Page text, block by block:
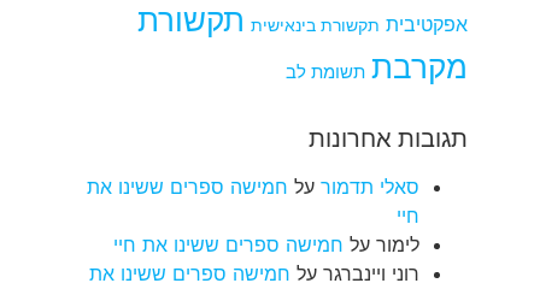
אפקטיבית תקשורת בינאישית תקשורת
מקרבת תשומת לב
תגובות אחרונות
סאלי תדמור על חמישה ספרים ששינו את
חיי
לימור על חמישה ספרים ששינו את חיי
רוני ויינברגר על חמישה ספרים ששינו את